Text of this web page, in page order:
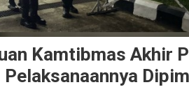
Kamtibmas Akhir
Pelaksanaannya